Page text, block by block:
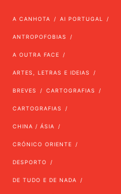
A CANHOTA AI PORTUGAL
ANTROPOFOBIAS
A OUTRA FACE
ARTES, LETRAS E IDEIAS
BREVES CARTOGRAFIAS
CARTOGRAFIAS
CHINA / ÁSIA
CRÓNICO ORIENTE
DESPORTO
DE TUDO E DE NADA